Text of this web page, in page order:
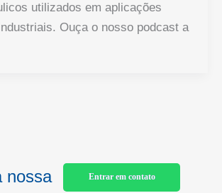
utilizados em aplicações
Ouça o nosso podcast a
nossa
Entrar em contato